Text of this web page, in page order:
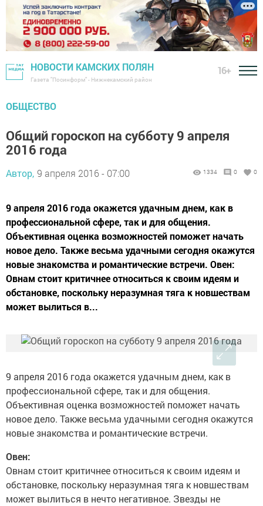
НОВОСТИ КАМСКИХ ПОЛЯН
Газета "Посинформ" - Нижнекамский район
16+
ОБЩЕСТВО
Общий гороскоп на субботу 9 апреля
2016 года
Автор, 9 апреля 2016 - 07:00 1334 0 0
9 апреля 2016 года окажется удачным днем, как в
профессиональной сфере, так и для общения.
Объективная оценка возможностей поможет начать
новое дело. Также весьма удачными сегодня окажутся
новые знакомства и романтические встречи. Овен:
Овнам стоит критичнее относиться к своим идеям и
обстановке, поскольку неразумная тяга к новшествам
может вылиться в...
9 апреля 2016 года окажется удачным днем, как в
профессиональной сфере, так и для общения.
Объективная оценка возможностей поможет начать
новое дело. Также весьма удачными сегодня окажутся
новые знакомства и романтические встречи.
Овен:
Овнам стоит критичнее относиться к своим идеям и
обстановке, поскольку неразумная тяга к новшествам
может вылиться в нечто негативное. Звезды не